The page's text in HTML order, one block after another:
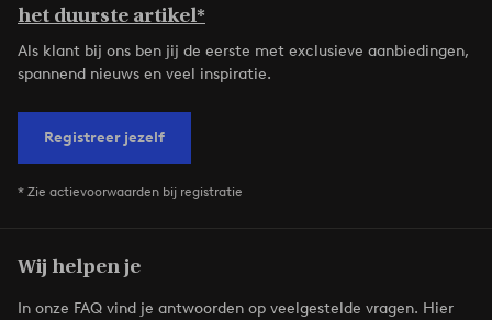
het duurste artikel*
Als klant bij ons ben jij de eerste met exclusieve aanbiedingen,
spannend nieuws en veel inspiratie.
Registreer jezelf
* Zie actievoorwaarden bij registratie
Wij helpen je
In onze FAQ vind je antwoorden op veelgestelde vragen. Hier